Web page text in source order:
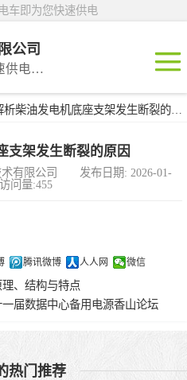
车即为您快速供电
公司
满足噪声低、油耗小且能快速供电的租赁产品
析柴油发电机底座支架发生断裂的原因
支架发生断裂的原因
术有限公司 发布日期: 2026-01-
量:455
腾讯微博 人人网 微信
、结构与特点
届数据中心备用电源香山论坛
热门推荐